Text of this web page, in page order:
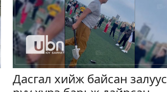
Дасгал хийж байсан залуус